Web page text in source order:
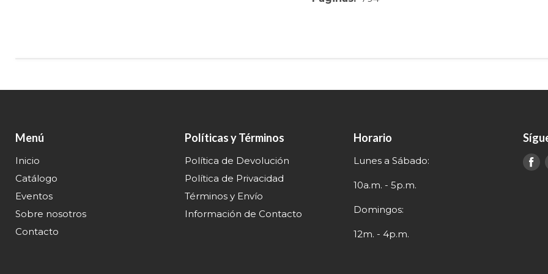
Menú
Inicio
Catálogo
Eventos
Sobre nosotros
Contacto
Políticas y Términos
Política de Devolución
Política de Privacidad
Términos y Envío
Información de Contacto
Horario
Lunes a Sábado:
10a.m. - 5p.m.
Domingos:
12m. - 4p.m.